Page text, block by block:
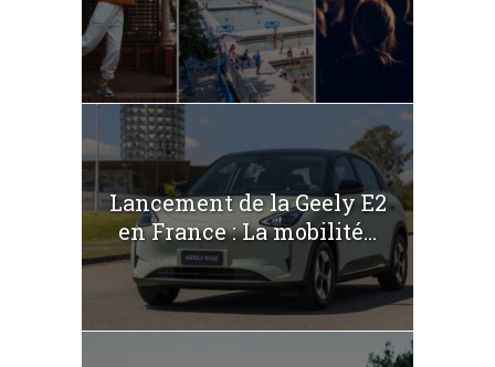
Lancement de la Geely E2
en France : La mobilité...